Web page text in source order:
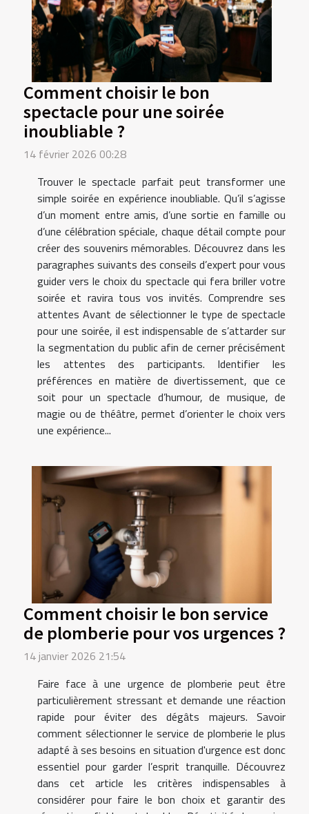
Comment choisir le bon
spectacle pour une soirée
inoubliable ?
14 février 2026 00:28
Trouver le spectacle parfait peut transformer une
simple soirée en expérience inoubliable. Qu’il s’agisse
d’un moment entre amis, d’une sortie en famille ou
d’une célébration spéciale, chaque détail compte pour
créer des souvenirs mémorables. Découvrez dans les
paragraphes suivants des conseils d’expert pour vous
guider vers le choix du spectacle qui fera briller votre
soirée et ravira tous vos invités. Comprendre ses
attentes Avant de sélectionner le type de spectacle
pour une soirée, il est indispensable de s’attarder sur
la segmentation du public afin de cerner précisément
les attentes des participants. Identifier les
préférences en matière de divertissement, que ce
soit pour un spectacle d’humour, de musique, de
magie ou de théâtre, permet d’orienter le choix vers
une expérience...
Comment choisir le bon service
de plomberie pour vos urgences ?
14 janvier 2026 21:54
Faire face à une urgence de plomberie peut être
particulièrement stressant et demande une réaction
rapide pour éviter des dégâts majeurs. Savoir
comment sélectionner le service de plomberie le plus
adapté à ses besoins en situation d'urgence est donc
essentiel pour garder l’esprit tranquille. Découvrez
dans cet article les critères indispensables à
considérer pour faire le bon choix et garantir des